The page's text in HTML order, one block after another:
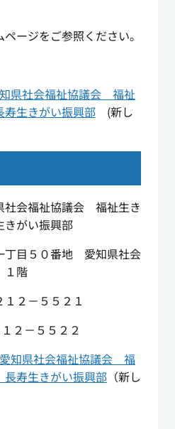
ージをご参照ください。
県社会福祉協議会 福祉
生きがい振興部(新し
会福祉協議会 福祉生き
がい振興部
丁目５０番地 愛知県社会
１階
２－５５２１
２－５５２２
知県社会福祉協議会 福
寿生きがい振興部（新し